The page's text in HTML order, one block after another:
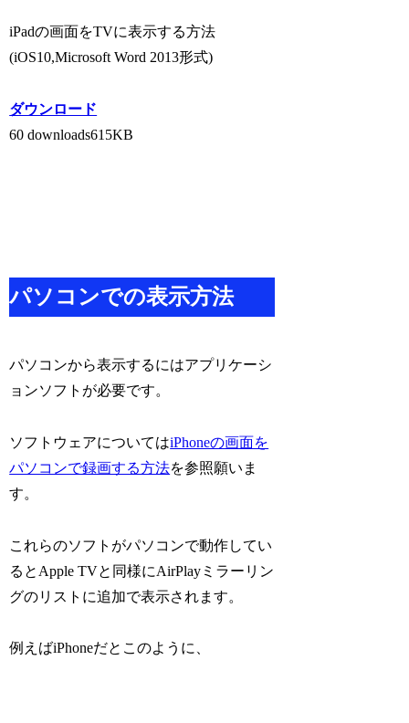
iPadの画面をTVに表示する方法
(iOS10,Microsoft Word 2013形式)
ダウンロード
60 downloads615KB
パソコンでの表示方法
パソコンから表示するにはアプリケーシ
ョンソフトが必要です。
ソフトウェアについてはiPhoneの画面を
パソコンで録画する方法を参照願いま
す。
これらのソフトがパソコンで動作してい
るとApple TVと同様にAirPlayミラーリン
グのリストに追加で表示されます。
例えばiPhoneだとこのように、